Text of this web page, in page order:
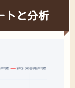
トと分析